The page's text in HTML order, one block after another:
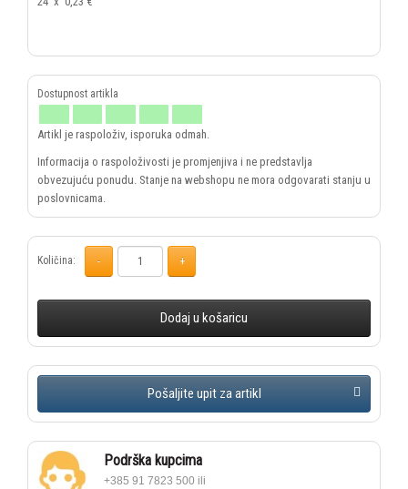
Artikl je raspoloživ, isporuka odmah.
Informacija o raspoloživosti je promjenjiva i ne predstavlja
obvezujuću ponudu. Stanje na webshopu ne mora odgovarati stanju u
poslovnicama.
Količina:
Dodaj u košaricu
Podrška kupcima
+385 91 7823 500 ili